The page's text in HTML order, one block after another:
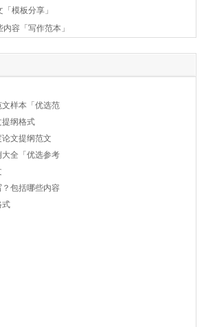
模板分享」
容「写作范本」
样本「优选范
提纲格式
文提纲范文
全「优选参考
包括哪些内容
式